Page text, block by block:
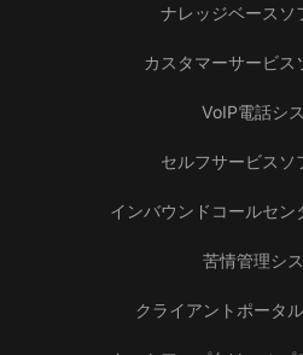
ナレッジベースソ
カスタマーサービス
VoIP電話シ
セルフサービスソ
インバウンドコールセン
苦情管理シ
クライアントポータ